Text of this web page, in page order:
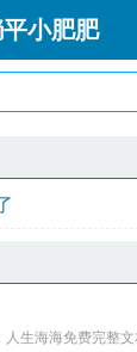
小肥肥
人生海海免费完整文